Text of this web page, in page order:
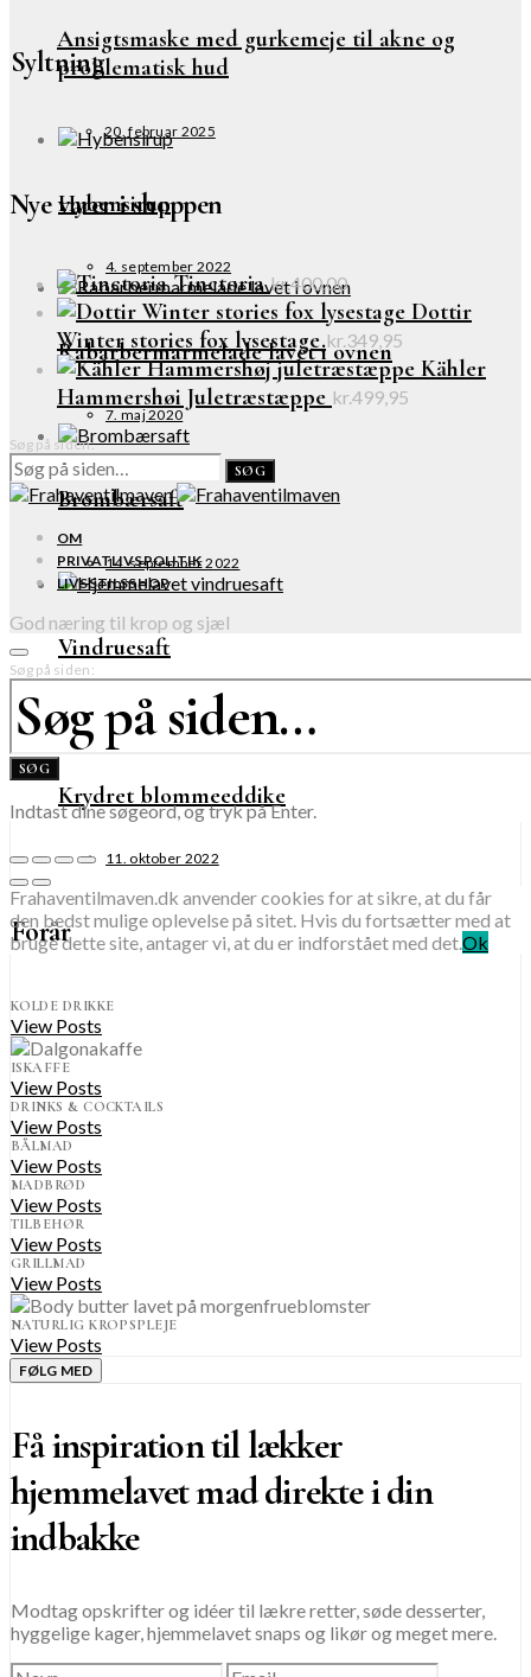
Syltning
Hybensirup
4. september 2022
Rabarbermarmelade lavet i ovnen
7. maj 2020
Brombærsaft
14. september 2022
Vindruesaft
18. september 2023
Krydret blommeeddike
11. oktober 2022
Forår
KOLDE DRIKKE
View Posts
ISKAFFE
View Posts
DRINKS & COCKTAILS
View Posts
BÅLMAD
View Posts
MADBRØD
View Posts
TILBEHØR
View Posts
GRILLMAD
View Posts
NATURLIG KROPSPLEJE
View Posts
FØLG MED
Få inspiration til lækker
hjemmelavet mad direkte i din
indbakke
Modtag opskrifter og idéer til lækre retter, søde desserter,
hyggelige kager, hjemmelavet snaps og likør og meget mere.
Ansigtsmaske med gurkemeje til akne og
problematisk hud
20. februar 2025
Nye varer i shoppen
Tinctoria kr.400,00
Dottir
Winter stories fox lysestage kr.349,95
Kähler
Hammershøi Juletræstæppe kr.499,95
Søg på siden:
SØG
OM
PRIVATLIVSPOLITIK
LIVSSTILSSHOP
God næring til krop og sjæl
Søg på siden:
SØG
Indtast dine søgeord, og tryk på Enter.
Frahaventilmaven.dk anvender cookies for at sikre, at du får
den bedst mulige oplevelse på sitet. Hvis du fortsætter med at
bruge dette site, antager vi, at du er indforstået med det.Ok